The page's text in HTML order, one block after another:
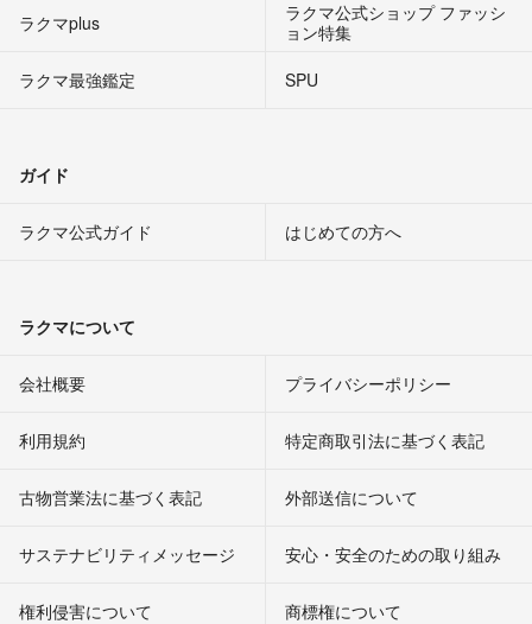
ラクマplus
ラクマ公式ショップ ファッシ
ョン特集
ラクマ最強鑑定
SPU
ガイド
ラクマ公式ガイド はじめての方へ
ラクマについて
会社概要 プライバシーポリシー
利用規約 特定商取引法に基づく表記
古物営業法に基づく表記 外部送信について
サステナビリティメッセージ 安心・安全のための取り組み
権利侵害について
商標権について